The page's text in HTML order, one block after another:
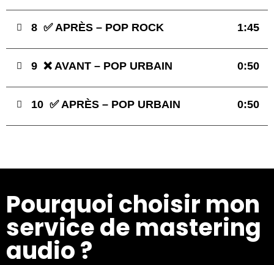
8 ✅ APRÈS – POP ROCK 1:45
9 ❌ AVANT – POP URBAIN 0:50
10 ✅ APRÈS – POP URBAIN 0:50
Pourquoi choisir mon
service de mastering
audio ?